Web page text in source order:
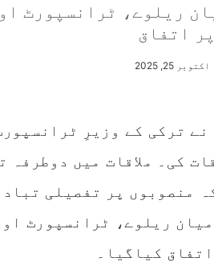
ریلوے، ٹرانسپورٹ
اتفاق
25, 2025
ترکی کے وزیرِ
کی۔ ملاقات میں دوطرفہ
منصوبوں پر تفصیلی
ریلوے، ٹرانسپورٹ
کیاگیا۔